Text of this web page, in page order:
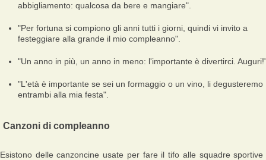
abbigliamento: qualcosa da bere e mangiare".
"Per fortuna si compiono gli anni tutti i giorni, quindi vi invito a
festeggiare alla grande il mio compleanno".
"Un anno in più, un anno in meno: l'importante è divertirci.
"L'età è importante se sei un formaggio o un vino, li degusteremo
entrambi alla mia festa".
Canzoni di compleanno
Esistono delle canzoncine usate per fare il tifo alle squadre sportive